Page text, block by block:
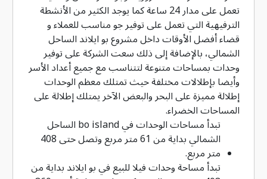
تعمل على مدار 24 ساعة كما يوجد الكثير من الأنشطة
الترفيهية التي تعمل على توفير جو مناسب للعملاء و
قضاء أفضل الأوقات داخل مشروع بو ايلاند الساحل
الشمالي، بالإضافة إلى ذلك سعت الشركة على توفير
وحدات بمساحات متنوعة لتتناسب مع جميع أعداد الأسر
وأيضا بإطلالات مختلفة حيث تمتلك معظم الوحدات
إطلالة مميزة على البحر والبعض الآخر يمتلك إطلالة على
المساحات الخضراء.
تبدأ مساحات الوحدات في bo island الساحل
الشمالي بداية من 61 متر مربع وتصل حتى 408
متر مربع.
تبدأ مساحة وحدات فيلا للبيع في بو ايلاند بداية من